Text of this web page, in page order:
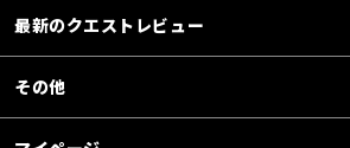
最新のクエストレビュー
その他